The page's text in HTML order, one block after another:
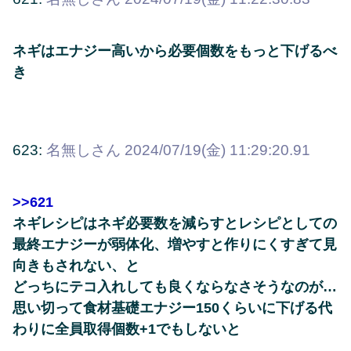
ネギはエナジー高いから必要個数をもっと下げるべ
き
623: 名無しさん 2024/07/19(金) 11:29:20.91
>>621
ネギレシピはネギ必要数を減らすとレシピとしての
最終エナジーが弱体化、増やすと作りにくすぎて見
向きもされない、と
どっちにテコ入れしても良くならなさそうなのが…
思い切って食材基礎エナジー150くらいに下げる代
わりに全員取得個数+1でもしないと